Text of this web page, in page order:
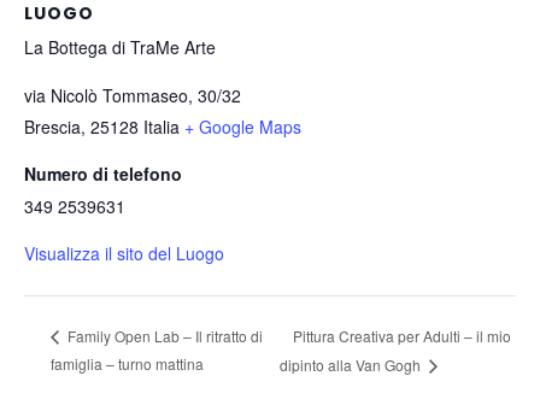
LUOGO
La Bottega di TraMe Arte
via Nicolò Tommaseo, 30/32
Brescia, 25128 Italia + Google Maps
Numero di telefono
349 2539631
Visualizza il sito del Luogo
Family Open Lab – Il ritratto di
famiglia – turno mattina
Pittura Creativa per Adulti – il mio
dipinto alla Van Gogh